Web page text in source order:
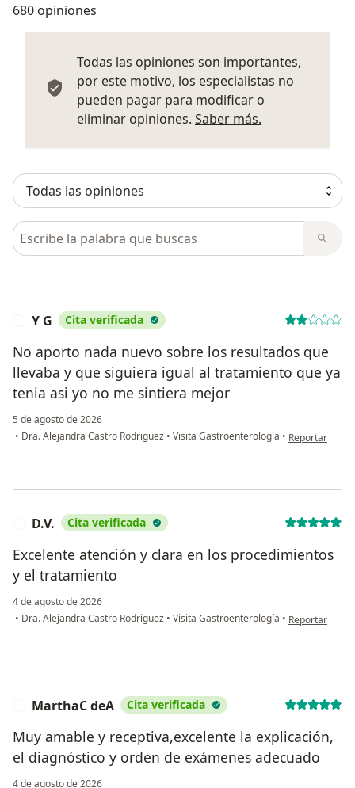
680 opiniones
Todas las opiniones son importantes,
por este motivo, los especialistas no
pueden pagar para modificar o
eliminar opiniones. Saber más.
Busca en opiniones
Y G Cita verificada
No aporto nada nuevo sobre los resultados que
llevaba y que siguiera igual al tratamiento que ya
tenia asi yo no me sintiera mejor
5 de agosto de 2026
• Dra. Alejandra Castro Rodriguez • Visita Gastroenterología • en opinión del
Reportar
D.V. Cita verificada
Excelente atención y clara en los procedimientos
y el tratamiento
4 de agosto de 2026
• Dra. Alejandra Castro Rodriguez • Visita Gastroenterología • en opinión del
Reportar
MarthaC deA Cita verificada
Muy amable y receptiva,excelente la explicación,
el diagnóstico y orden de exámenes adecuado
4 de agosto de 2026